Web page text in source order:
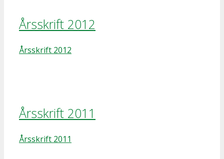
Årsskrift 2012
Årsskrift 2012
Årsskrift 2011
Årsskrift 2011